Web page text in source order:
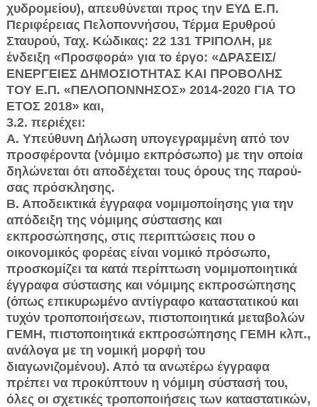
χυδρομείου), απευθύνεται προς την ΕΥΔ Ε.Π.
Περιφέρειας Πελοποννήσου, Τέρμα Ερυθρού
Σταυρού, Ταχ. Κώδικας: 22 131 ΤΡΙΠΟΛΗ, με
ένδειξη «Προ­σφορά» για το έργο: «ΔΡΑΣΕΙΣ/
ΕΝΕΡΓΕΙΕΣ ΔΗΜΟΣΙΟΤΗΤΑΣ ΚΑΙ ΠΡΟΒΟΛΗΣ
ΤΟΥ Ε.Π. «ΠΕΛΟΠΟΝΝΗΣΟΣ» 2014-2020 ΓΙΑ ΤΟ
ΕΤΟΣ 2018» και,
3.2. περιέχει:
Α. Υπεύθυνη Δήλωση υπογεγραμμένη από τον
προσφέροντα (νόμιμο εκ­πρόσωπο) με την οποία
δηλώνεται ότι αποδέχεται τους όρους της παρού­
σας πρόσκλησης.
Β. Αποδεικτικά έγγραφα νομιμοποίησης για την
απόδειξη της νόμιμης σύστασης και
εκπροσώπησης, στις περιπτώσεις που ο
οικονομικός φορέας είναι νομικό πρόσωπο,
προσκομίζει τα κατά περίπτωση νομιμοποιητικά
έγ­γραφα σύστασης και νόμιμης εκπροσώπησης
(όπως επικυρωμένο αντίγραφο καταστατικού και
τυχόν τροποποιήσεων, πιστοποιητικά μεταβολών
ΓΕΜΗ, πιστοποιητικά εκπροσώπησης ΓΕΜΗ κλπ.,
ανάλογα με τη νομική μορφή του
διαγωνιζομένου). Από τα ανωτέρω έγγραφα
πρέπει να προκύπτουν η νόμιμη σύστασή του,
όλες οι σχετικές τροποποιήσεις των καταστατικών,